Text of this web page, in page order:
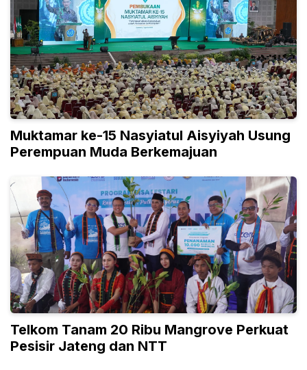
Muktamar ke-15 Nasyiatul Aisyiyah Usung
Perempuan Muda Berkemajuan
Telkom Tanam 20 Ribu Mangrove Perkuat
Pesisir Jateng dan NTT